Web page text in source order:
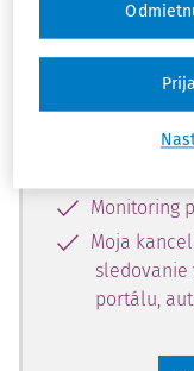
zdarma,
Vďaka
Monitoring
Moja
sledovanie
portálu,